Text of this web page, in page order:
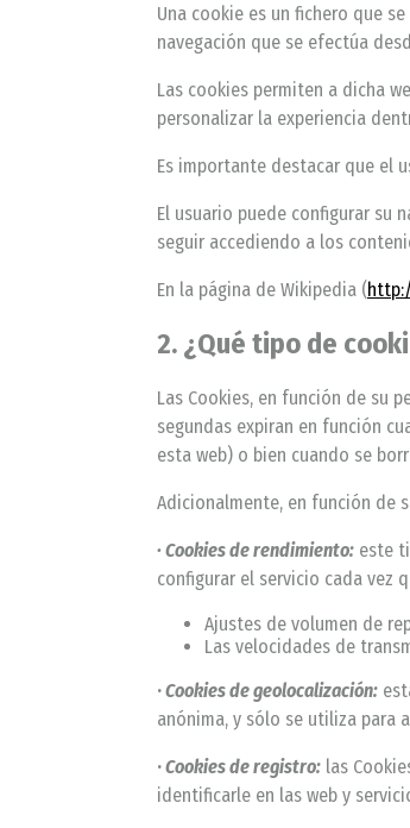
Una cookie es un fichero que
navegación que se efectúa
Las cookies permiten a dicha
personalizar la experiencia
Es importante destacar que el
El usuario puede configurar su
seguir accediendo a los
En la página de Wikipedia (
2. ¿Qué tipo de
Las Cookies, en función de su
segundas expiran en función
esta web) o bien cuando se
Adicionalmente, en función de
· Cookies de rendimiento: este
configurar el servicio cada vez
Ajustes de volumen de
Las velocidades de
·Cookies de geolocalización:
anónima, y sólo se utiliza para
·Cookies de registro: las
identificarle en las web y